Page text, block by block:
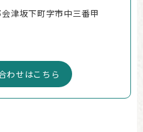
津坂下町字市中三番甲
わせはこちら